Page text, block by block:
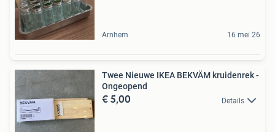
Arnhem 16 mei 26
Twee Nieuwe IKEA BEKVÄM kruidenrek -
Ongeopend
€ 5,00 Details